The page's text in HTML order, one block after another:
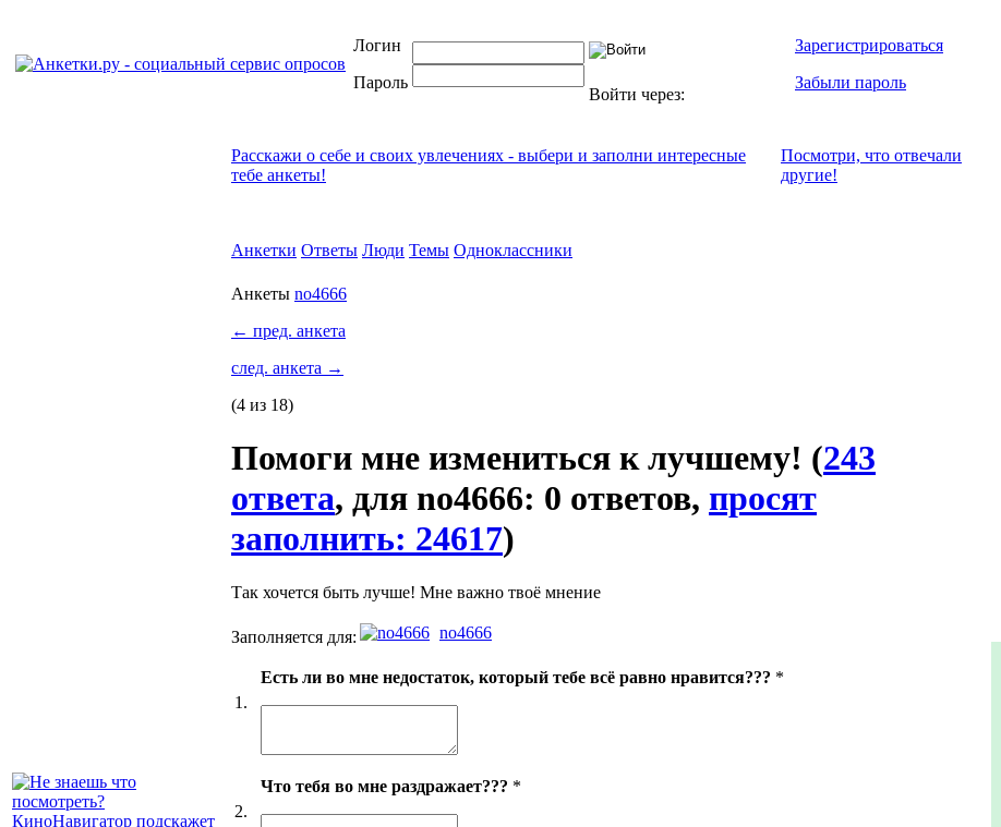
Логин
Пароль
Войти через:
Зарегистрироваться
Забыли пароль
Расскажи о себе и своих увлечениях - выбери и заполни интересные
тебе анкеты!
Посмотри, что отвeчали
другие!
Анкетки Ответы Люди Темы Одноклассники
Анкеты no4666
← пред. анкета
след. анкета →
(4 из 18)
Помоги мне измениться к лучшему! (243
ответа, для no4666: 0 ответов, просят
заполнить: 24617)
Так хочется быть лучше! Мне важно твоё мнение
Заполняется для: no4666
1.
Есть ли во мне недостаток, который тебе всё равно нравится??? *
2.
Что тебя во мне раздражает??? *